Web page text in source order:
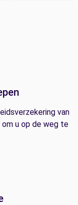
van
om u op de weg te